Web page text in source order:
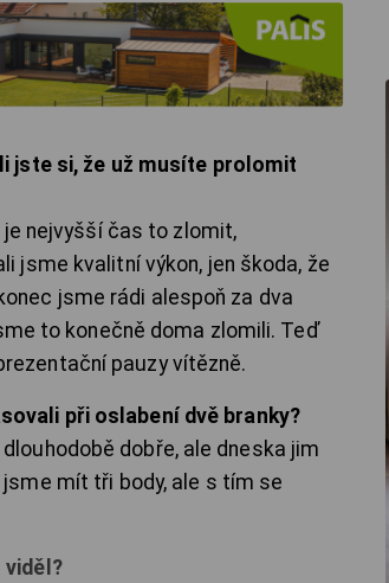
jste si, že už musíte prolomit
je nejvyšší čas to zlomit,
jsme kvalitní výkon, jen škoda, že
jsme rádi alespoň za dva
to konečně doma zlomili. Teď
pauzy vítězně.
při oslabení dvě branky?
dobře, ale dneska jim
mít tři body, ale s tím se
viděl?